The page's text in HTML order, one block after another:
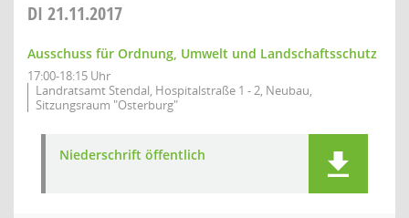
DI 21.11.2017
Ausschuss für Ordnung, Umwelt und Landschaftsschutz
17:00-18:15 Uhr
Landratsamt Stendal, Hospitalstraße 1 - 2, Neubau,
Sitzungsraum "Osterburg"
Niederschrift öffentlich